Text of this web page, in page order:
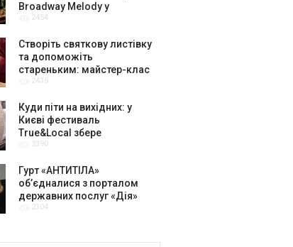
Broadway Melody у
виконанні юних артистів
2454
Створіть святкову листівку
та допоможіть
стареньким: майстер-клас
від БФ «Юлині Бабусі» на
2435
Куди піти на вихідних: у
Києві фестиваль
True&Local збере
крафтярів, лекторів і гурт
2390
Гурт «АНТИТІЛА»
обʼєдналися з порталом
державних послуг «Дія»
для привітання молодят
2304